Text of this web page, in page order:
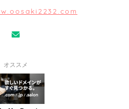
オススメ